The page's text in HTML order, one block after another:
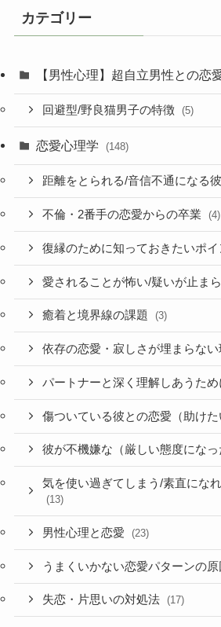
カテゴリー
【男性心理】超自立男性との恋
回避型/野良猫男子の特徴 (5)
恋愛心理学 (148)
距離をとられる/音信不通になる彼
不倫・2番手の恋愛からの卒業 (4)
復縁のために知っておきたいポイ
愛されることが怖い/疑いが止ま
癒着と境界線の課題 (3)
依存の恋愛・寂しさが埋まらない
パートナーと深く理解しあうため
傷ついている彼との恋愛（助けた
彼が不機嫌な（厳しい態度になっ
気を使い過ぎてしまう/素直にな
(13)
男性心理と恋愛 (23)
うまくいかない恋愛パターンの
失恋・片思いの対処法 (17)